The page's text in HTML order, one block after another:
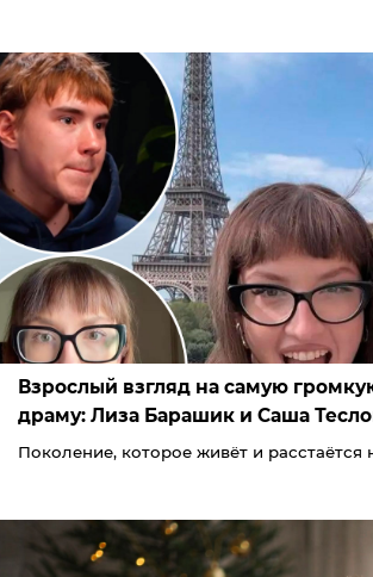
Взрослый взгляд на самую
драму: Лиза Барашик и Саша
Поколение, которое живёт и расстаётся